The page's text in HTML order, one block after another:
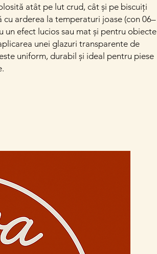
atât pe lut crud, cât și pe biscuiți
arderea la temperaturi joase (con 06–
un efect lucios sau mat și pentru obiecte
unei glazuri transparente de
uniform, durabil și ideal pentru piese